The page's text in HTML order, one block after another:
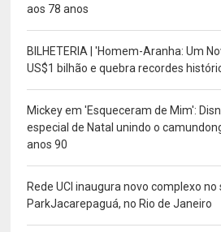
aos 78 anos
BILHETERIA | 'Homem-Aranha: Um
US$1 bilhão e quebra recordes
Mickey em 'Esqueceram de Mim':
especial de Natal unindo o
anos 90
Rede UCI inaugura novo complexo no
ParkJacarepaguá, no Rio de Janeiro